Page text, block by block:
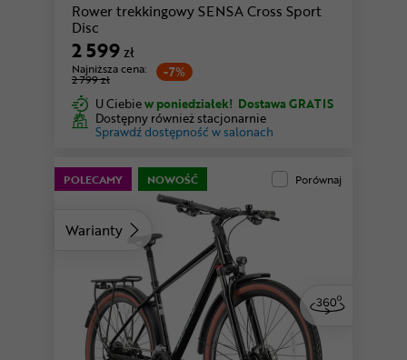
Rower trekkingowy SENSA Cross Sport
Disc
2 599zł
-7%
Najniższa cena:
2 799 zł
U Ciebiew poniedziałek! Dostawa GRATIS
Dostępny również stacjonarnie
Sprawdź dostępność w salonach
Warianty
POLECAMY NOWOŚĆ Porównaj